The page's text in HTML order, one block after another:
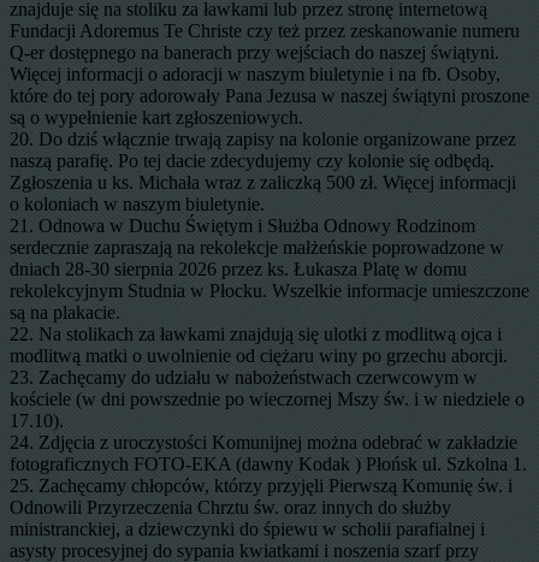
znajduje się na stoliku za ławkami lub przez stronę internetową
Fundacji Adoremus Te Christe czy też przez zeskanowanie numeru
Q-er dostępnego na banerach przy wejściach do naszej świątyni.
Więcej informacji o adoracji w naszym biuletynie i na fb. Osoby,
które do tej pory adorowały Pana Jezusa w naszej świątyni proszone
są o wypełnienie kart zgłoszeniowych.
20. Do dziś włącznie trwają zapisy na kolonie organizowane przez
naszą parafię. Po tej dacie zdecydujemy czy kolonie się odbędą.
Zgłoszenia u ks. Michała wraz z zaliczką 500 zł. Więcej informacji
o koloniach w naszym biuletynie.
21. Odnowa w Duchu Świętym i Służba Odnowy Rodzinom
serdecznie zapraszają na rekolekcje małżeńskie poprowadzone w
dniach 28-30 sierpnia 2026 przez ks. Łukasza Platę w domu
rekolekcyjnym Studnia w Płocku. Wszelkie informacje umieszczone
są na plakacie.
22. Na stolikach za ławkami znajdują się ulotki z modlitwą ojca i
modlitwą matki o uwolnienie od ciężaru winy po grzechu aborcji.
23. Zachęcamy do udziału w nabożeństwach czerwcowym w
kościele (w dni powszednie po wieczornej Mszy św. i w niedziele o
17.10).
24. Zdjęcia z uroczystości Komunijnej można odebrać w zakładzie
fotograficznych FOTO-EKA (dawny Kodak ) Płońsk ul. Szkolna 1.
25. Zachęcamy chłopców, którzy przyjęli Pierwszą Komunię św. i
Odnowili Przyrzeczenia Chrztu św. oraz innych do służby
ministranckiej, a dziewczynki do śpiewu w scholii parafialnej i
asysty procesyjnej do sypania kwiatkami i noszenia szarf przy